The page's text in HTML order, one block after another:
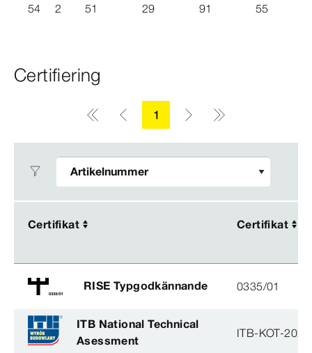
54 2 51 29 91 55
Certifiering
1
Certifikat Certifikat
Certifikat Certifikat
RISE Typgodkännande 0335/01
ITB National Technical
Asessment
ITB-KOT-